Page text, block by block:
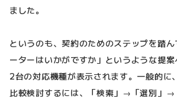
ました。
というのも、契約のためのステップを踏
ーターはいかがですか」というような提案
2台の対応機種が表示されます。一般的に
比較検討するには、「検索」→「選別」→